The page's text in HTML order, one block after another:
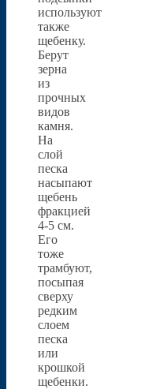
используют
также
щебенку.
Берут
зерна
из
прочных
видов
камня.
На
слой
песка
насыпают
щебень
фракцией
4-5 см.
Его
тоже
трамбуют,
посыпая
сверху
редким
слоем
песка
или
крошкой
щебенки.